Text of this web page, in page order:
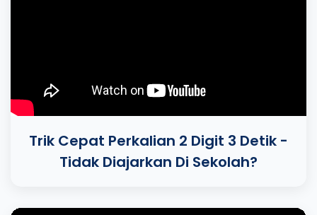
Trik Cepat Perkalian 2 Digit 3 Detik -
Tidak Diajarkan Di Sekolah?